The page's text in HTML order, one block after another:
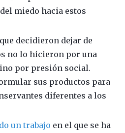
miedo hacia estos
decidieron dejar de
no lo hicieron por una
por presión social.
sus productos para
diferentes a los
un trabajo en el que se ha